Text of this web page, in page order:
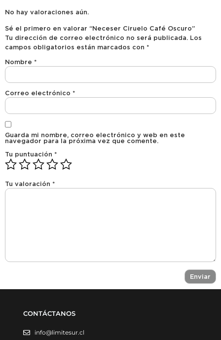
No hay valoraciones aún.
Sé el primero en valorar “Neceser Ciruelo Café Oscuro”
Tu dirección de correo electrónico no será publicada. Los
campos obligatorios están marcados con *
Nombre *
Correo electrónico *
Guarda mi nombre, correo electrónico y web en este
navegador para la próxima vez que comente.
Tu puntuación *
Tu valoración *
CONTÁCTANOS
info@limitesur.cl